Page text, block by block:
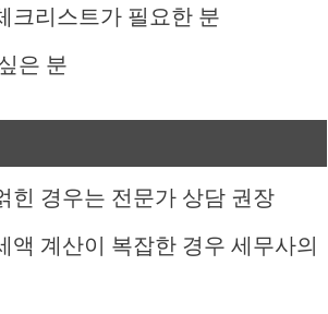
크리스트가 필요한 분
은 분
힌 경우는 전문가 상담 권장
계산이 복잡한 경우 세무사의